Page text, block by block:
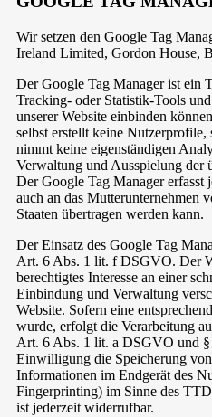
Wir setzen den Google Tag
Ireland Limited, Gordon House,
Der Google Tag Manager ist ein
Tracking- oder Statistik-Tools
unserer Website einbinden
selbst erstellt keine Nutzerprofile,
nimmt keine eigenständigen
Verwaltung und Ausspielung der
Der Google Tag Manager erfasst
auch an das Mutterunternehmen
Staaten übertragen werden kann.
Der Einsatz des Google Tag
Art. 6 Abs. 1 lit. f DSGVO. Der
berechtigtes Interesse an einer
Einbindung und Verwaltung
Website. Sofern eine
wurde, erfolgt die Verarbeitung
Art. 6 Abs. 1 lit. a DSGVO und
Einwilligung die Speicherung
Informationen im Endgerät des
Fingerprinting) im Sinne des
ist jederzeit widerrufbar.